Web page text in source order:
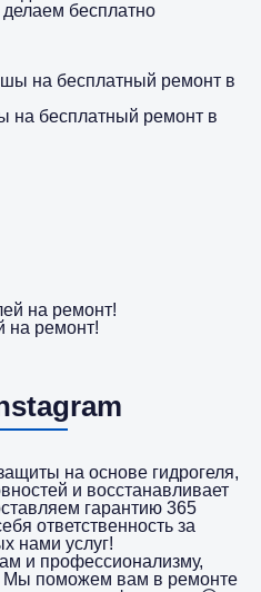
бесплатно
бесплатный ремонт в
на ремонт!
на основе гидрогеля,
и восстанавливает
гарантию 365
ответственность за
нами услуг!
и профессионализму,
поможем вам в ремонте